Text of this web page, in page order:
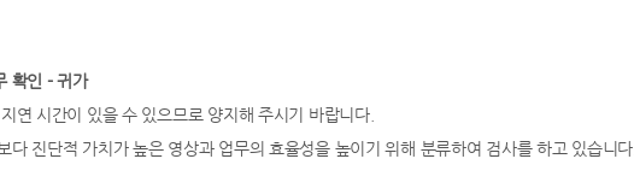
확인 - 귀가
연 시간이 있을 수 있으므로 양지해 주시기 바랍니다.
다 진단적 가치가 높은 영상과 업무의 효율성을 높이기 위해 분류하여 검사를 하고 있습니다.